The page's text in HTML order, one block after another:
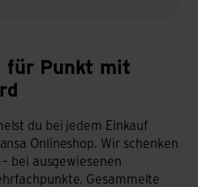
für Punkt mit
du bei jedem Einkauf
Onlineshop. Wir schenken
bei ausgewiesenen
Gesammelte